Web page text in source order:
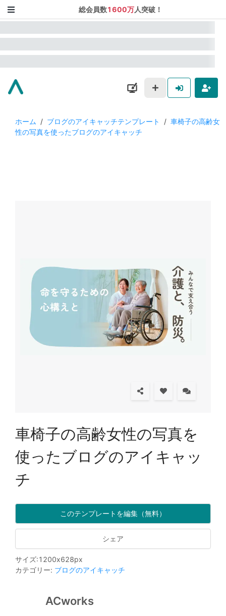
総会員数1600万人突破！
ホーム / ブログのアイキャッチテンプレート / 車椅子の高齢女
性の写真を使ったブログのアイキャッチ
車椅子の高齢女性の写真を
使ったブログのアイキャッ
チ
このテンプレートを編集（無料）
シェア
サイズ:1200x628px
カテゴリー: ブログのアイキャッチ
ACworks